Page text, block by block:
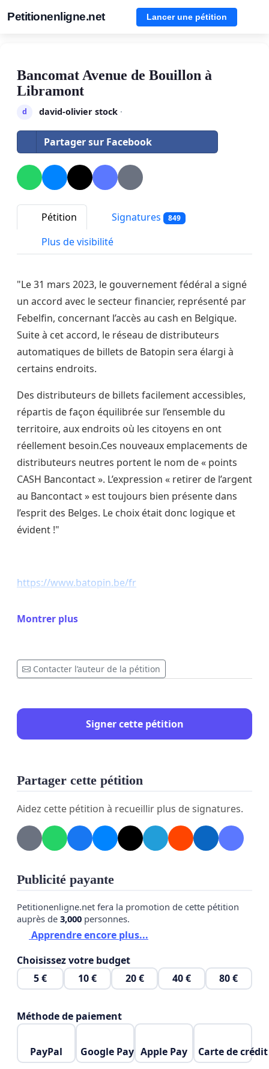
Petitionenligne.net Lancer une pétition
Bancomat Avenue de Bouillon à
Libramont
d david-olivier stock·
Partager sur Facebook
Pétition Signatures 849
Plus de visibilité
"Le 31 mars 2023, le gouvernement fédéral a signé
un accord avec le secteur financier, représenté par
Febelfin, concernant l’accès au cash en Belgique.
Suite à cet accord, le réseau de distributeurs
automatiques de billets de Batopin sera élargi à
certains endroits.
Des distributeurs de billets facilement accessibles,
répartis de façon équilibrée sur l’ensemble du
territoire, aux endroits où les citoyens en ont
réellement besoin.Ces nouveaux emplacements de
distributeurs neutres portent le nom de « points
CASH Bancontact ». L’expression « retirer de l’argent
au Bancontact » est toujours bien présente dans
l’esprit des Belges. Le choix était donc logique et
évident !"
https://www.batopin.be/fr
réalité du terrain. Si vous habitez Libramont et
environs, que vous utilisez ce service à l'avenue de
Bouillon, et si êtes d'accord avec les énoncés
- Sentiment d'insécurité du site pour les dépôts ou
les retraits en cash
- Discrétion des opérations non assurée
- Lenteur du système
- Pannes régulières
- Parking inexistant - emplacement totalement
- Engorgement
exemple Bertrix en compte 3 pour plus de 3000
La commune, qui n'a pas eu son mot à dire,
Montrer plus
Contacter l’auteur de la pétition
Signer cette pétition
Partager cette pétition
Aidez cette pétition à recueillir plus de signatures.
Publicité payante
Petitionenligne.net fera la promotion de cette pétition
auprès de 3,000 personnes.
Apprendre encore plus...
Choisissez votre budget
5 €
10 € 20 € 40 € 80 €
Méthode de paiement
PayPal Google Pay Apple Pay Carte de crédit